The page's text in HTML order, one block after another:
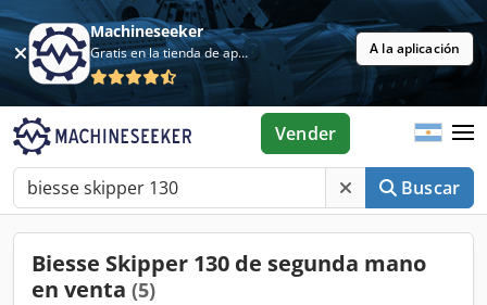
Machineseeker
Gratis en la tienda de aplicaciones A la aplicación
Buscar
Vender
Biesse Skipper 130 de segunda mano
en venta (5)